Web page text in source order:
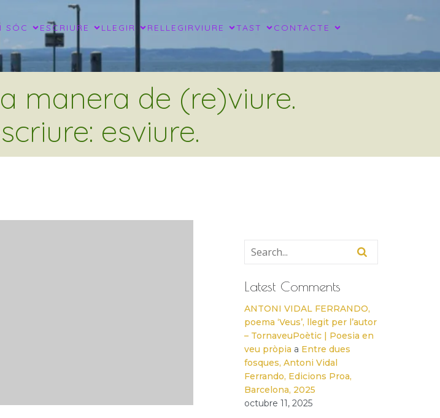
SÓC ESCRIURE LLEGIR RELLEGIRVIURE TAST CONTACTE
manera de (re)viure.
esviure.
Latest Comments
ANTONI VIDAL FERRANDO,
poema ‘Veus’, llegit per l’autor
– TornaveuPoètic | Poesia en
veu pròpia a Entre dues
fosques, Antoni Vidal
Ferrando, Edicions Proa,
Barcelona, 2025
octubre 11, 2025